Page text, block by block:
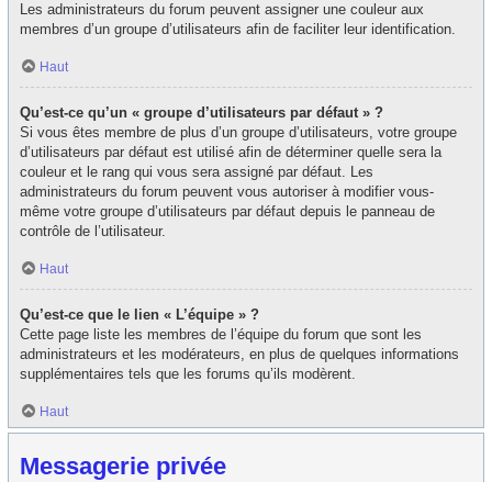
Les administrateurs du forum peuvent assigner une couleur aux
membres d’un groupe d’utilisateurs afin de faciliter leur identification.
Haut
Qu’est-ce qu’un « groupe d’utilisateurs par défaut » ?
Si vous êtes membre de plus d’un groupe d’utilisateurs, votre groupe
d’utilisateurs par défaut est utilisé afin de déterminer quelle sera la
couleur et le rang qui vous sera assigné par défaut. Les
administrateurs du forum peuvent vous autoriser à modifier vous-
même votre groupe d’utilisateurs par défaut depuis le panneau de
contrôle de l’utilisateur.
Haut
Qu’est-ce que le lien « L’équipe » ?
Cette page liste les membres de l’équipe du forum que sont les
administrateurs et les modérateurs, en plus de quelques informations
supplémentaires tels que les forums qu’ils modèrent.
Haut
Messagerie privée